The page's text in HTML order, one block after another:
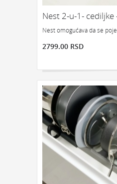
Nest 2-u-1- cediljke
Nest omogućava da se
2799.00 RSD